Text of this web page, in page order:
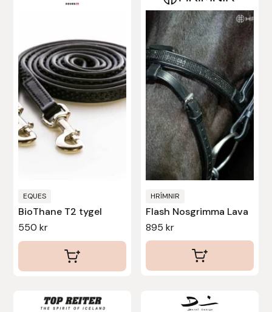
EQUES
BioThane T2 tygel
550kr
har
flera
varianter.
De
olika
alternativen
kan
produktsidan
HRÍMNIR
Flash Nosgrimma Lava
895 kr